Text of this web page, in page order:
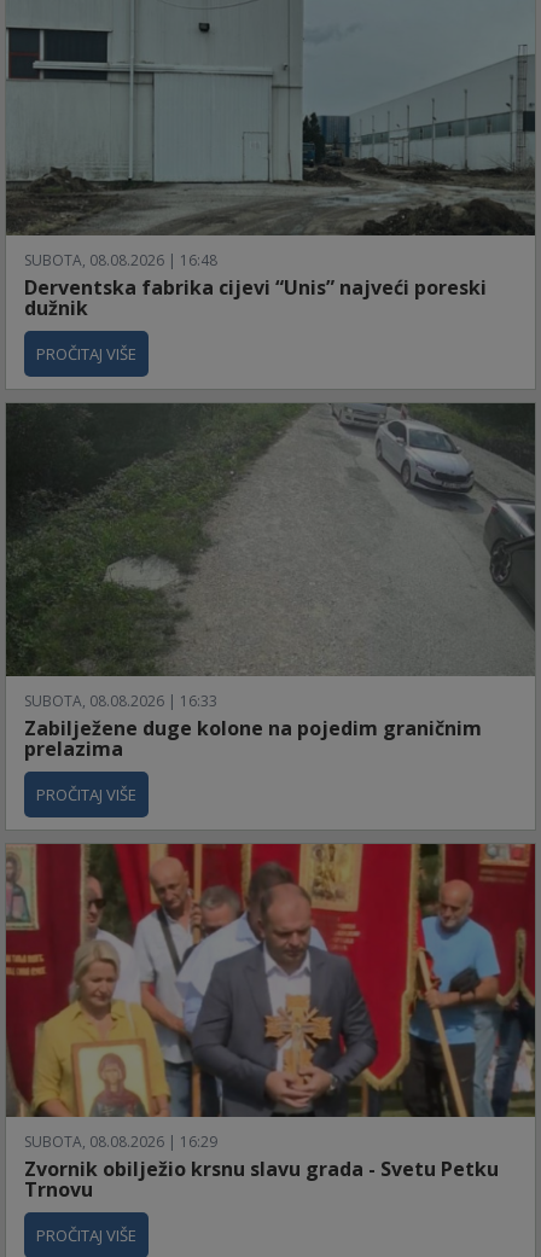
SUBOTA, 08.08.2026 | 16:48
Derventska fabrika cijevi “Unis” najveći poreski
dužnik
PROČITAJ VIŠE
SUBOTA, 08.08.2026 | 16:33
Zabilježene duge kolone na pojedim graničnim
prelazima
PROČITAJ VIŠE
SUBOTA, 08.08.2026 | 16:29
Zvornik obilježio krsnu slavu grada - Svetu Petku
Trnovu
PROČITAJ VIŠE